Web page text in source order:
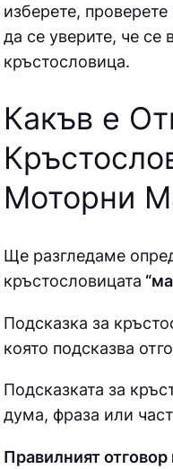
изберете,
да се уверите, че се
кръстословица.
Какъв е
Моторни
Ще разгледаме
кръстословицата
Подсказка за
която подсказва
Подсказката за
дума, фраза или
Правилният